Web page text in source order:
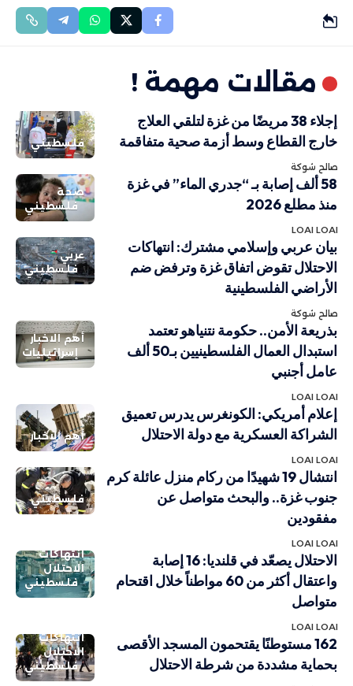
مقالات مهمة !
فلسطيني
إجلاء 38 مريضًا من غزة لتلقي العلاج
خارج القطاع وسط أزمة صحية متفاقمة
صالح شوكة
صحة
فلسطيني
58 ألف إصابة بـ “جدري الماء” في غزة
منذ مطلع 2026
LOAI LOAI
عربي
فلسطيني
بيان عربي وإسلامي مشترك: انتهاكات
الاحتلال تقوض اتفاق غزة وترفض ضم
الأراضي الفلسطينية
صالح شوكة
أهم الاخبار
إسرائيليات
بذريعة الأمن.. حكومة نتنياهو تعتمد
استبدال العمال الفلسطينيين بـ50 ألف
عامل أجنبي
LOAI LOAI
أهم الاخبار
إعلام أمريكي: الكونغرس يدرس تعميق
الشراكة العسكرية مع دولة الاحتلال
LOAI LOAI
فلسطيني
انتشال 19 شهيدًا من ركام منزل عائلة كرم
جنوب غزة.. والبحث متواصل عن
مفقودين
LOAI LOAI
انتهاكات
الاحتلال
فلسطيني
الاحتلال يصعّد في قلنديا: 16 إصابة
واعتقال أكثر من 60 مواطناً خلال اقتحام
متواصل
LOAI LOAI
انتهاكات
الاحتلال
فلسطيني
162 مستوطنًا يقتحمون المسجد الأقصى
بحماية مشددة من شرطة الاحتلال